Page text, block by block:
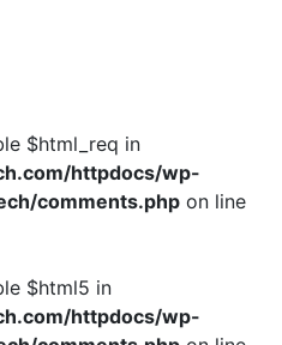
$html_req in
httpdocs/wp-
comments.php on line
$html5 in
httpdocs/wp-